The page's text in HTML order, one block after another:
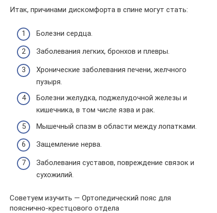
Итак, причинами дискомфорта в спине могут стать:
Болезни сердца.
Заболевания легких, бронхов и плевры.
Хронические заболевания печени, желчного
пузыря.
Болезни желудка, поджелудочной железы и
кишечника, в том числе язва и рак.
Мышечный спазм в области между лопатками.
Защемление нерва.
Заболевания суставов, повреждение связок и
сухожилий.
Советуем изучить — Ортопедический пояс для
пояснично-крестцового отдела